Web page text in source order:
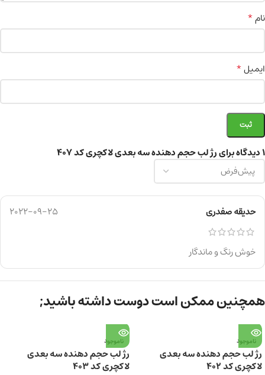
1 دیدگاه برای رژ لب حجم دهنده سه بعدی لاکچری کد 407
حدیقه صفدری 2022-09-25
خوش رنگ و ماندگار
نام*
ایمیل*
همچنین ممکن است دوست داشته باشید;
ناموجود
رژ لب حجم دهنده سه بعدی
لاکچری کد 402
ناموجود
رژ لب حجم دهنده سه بعدی
لاکچری کد 403